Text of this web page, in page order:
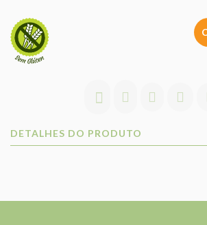
DETALHES DO PRODUTO